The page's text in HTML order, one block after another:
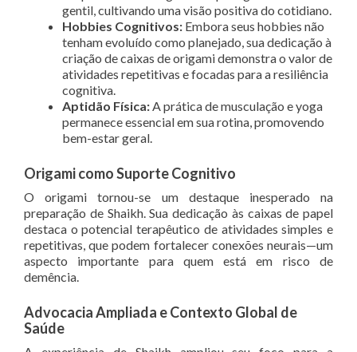
gentil, cultivando uma visão positiva do cotidiano.
Hobbies Cognitivos: Embora seus hobbies não
tenham evoluído como planejado, sua dedicação à
criação de caixas de origami demonstra o valor de
atividades repetitivas e focadas para a resiliência
cognitiva.
Aptidão Física: A prática de musculação e yoga
permanece essencial em sua rotina, promovendo
bem-estar geral.
Origami como Suporte Cognitivo
O origami tornou-se um destaque inesperado na
preparação de Shaikh. Sua dedicação às caixas de papel
destaca o potencial terapêutico de atividades simples e
repetitivas, que podem fortalecer conexões neurais—um
aspecto importante para quem está em risco de
demência.
Advocacia Ampliada e Contexto Global de
Saúde